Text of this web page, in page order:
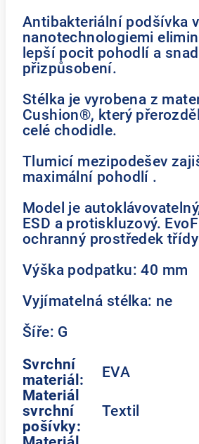
Antibakteriální podšívka
nanotechnologiemi
lepší pocit pohodlí a
přizpůsobení.
Stélka je vyrobena z
Cushion®, který
celé chodidle.
Tlumicí mezipodešev
maximální pohodlí .
Model je
ESD a protiskluzový.
ochranný prostředek
Výška podpatku: 40 mm
Vyjímatelná stélka: ne
Šíře: G
Svrchní
materiál:
EVA
Materiál
svrchní
pošívky:
Textil